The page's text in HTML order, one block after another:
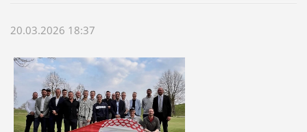
20.03.2026 18:37